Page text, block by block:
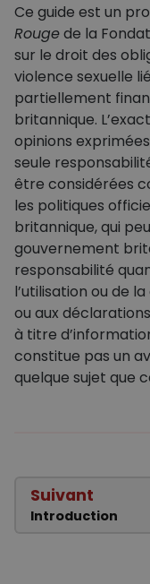
Ce guide est un
Rougede la
sur le droit des
violence sexuelle
partiellement
britannique.
opinions
seule
être considérées
les politiques
britannique, qui
gouvernement
responsabilité
l’utilisation ou de
ou aux
à titre
constitue pas un
quelque sujet que
Suivant
Introduction